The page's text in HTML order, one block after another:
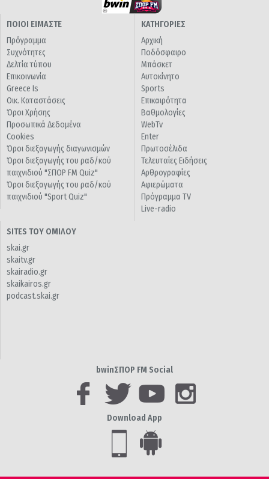
ΠΟΙΟΙ ΕΙΜΑΣΤΕ
Πρόγραμμα
Συχνότητες
Δελτία τύπου
Επικοινωνία
Greece Is
Οικ. Καταστάσεις
Όροι Χρήσης
Προσωπικά Δεδομένα
Cookies
Όροι διεξαγωγής διαγωνισμών
Όροι διεξαγωγής του ραδ/κού
παιχνιδιού "ΣΠΟΡ FM Quiz"
Όροι διεξαγωγής του ραδ/κού
παιχνιδιού "Sport Quiz"
ΚΑΤΗΓΟΡΙΕΣ
Αρχική
Ποδόσφαιρο
Μπάσκετ
Αυτοκίνητο
Sports
Επικαιρότητα
Βαθμολογίες
WebTv
Enter
Πρωτοσέλιδα
Τελευταίες Ειδήσεις
Αρθρογραφίες
Αφιερώματα
Πρόγραμμα TV
Live-radio
SITES ΤΟΥ ΟΜΙΛΟΥ
skai.gr
skaitv.gr
skairadio.gr
skaikairos.gr
podcast.skai.gr
bwinΣΠΟΡ FM Social
Download App